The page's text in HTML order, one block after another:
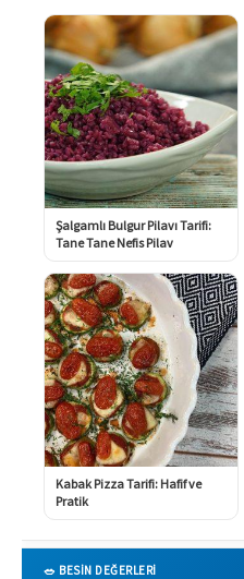
Şalgamlı Bulgur Pilavı Tarifi:
Tane Tane Nefis Pilav
Kabak Pizza Tarifi: Hafif ve
Pratik
🥗 BESİN DEĞERLERİ